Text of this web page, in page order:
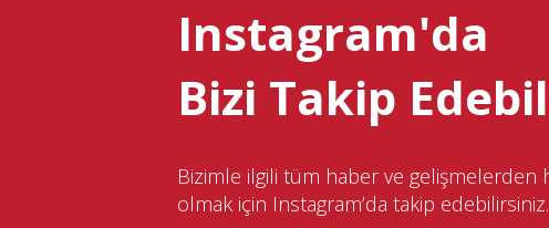
Instagram'da
Bizi Takip
Bizimle ilgili tüm haber ve gelişmelerden
olmak için Instagram’da takip edebilirsiniz.